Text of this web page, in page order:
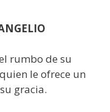
rumbo de su
le ofrece un
gracia.